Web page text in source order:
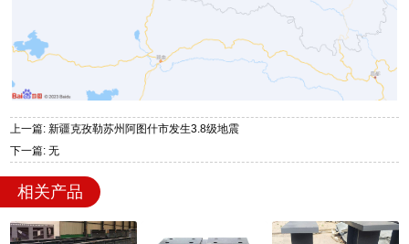
上一篇: 新疆克孜勒苏州阿图什市发生3.8级地震
下一篇: 无
相关产品